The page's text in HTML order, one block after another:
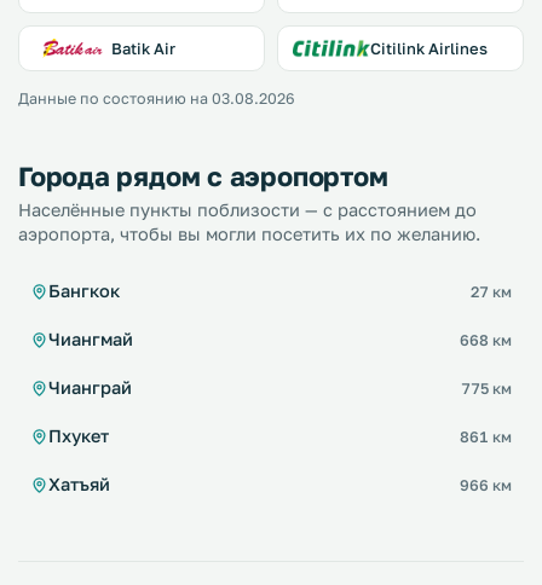
Batik Air Citilink Airlines
Данные по состоянию на 03.08.2026
Города рядом с аэропортом
Населённые пункты поблизости — с расстоянием до
аэропорта, чтобы вы могли посетить их по желанию.
Бангкок 27 км
Чиангмай 668 км
Чианграй 775 км
Пхукет 861 км
Хатъяй 966 км